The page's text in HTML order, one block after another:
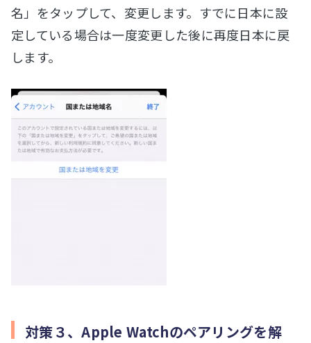
名」をタップして、変更します。すでに日本に設
定している場合は一度変更した後に再度日本に戻
します。
対策３、Apple Watchのペアリングを解